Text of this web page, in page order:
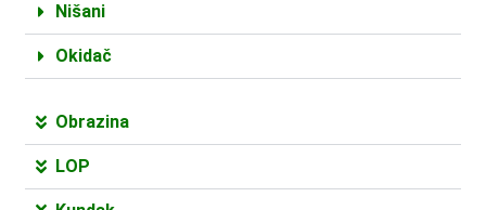
Nišani
Okidač
Obrazina
LOP